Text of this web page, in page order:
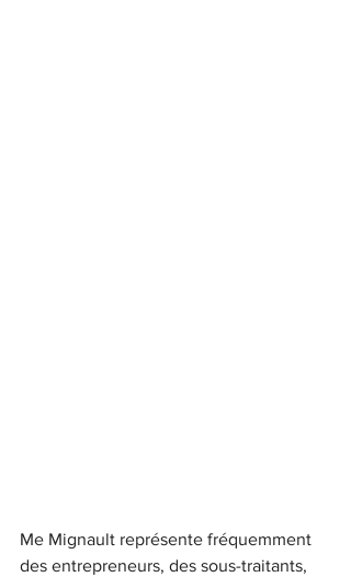
Me Mignault représente fréquemment
des entrepreneurs, des sous-traitants,